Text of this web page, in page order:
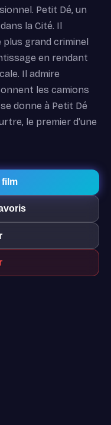
Petit Dé, un
la Cité. Il
grand criminel
en rendant
Il admire
les camions
donne à Petit Dé
le premier d'une
film